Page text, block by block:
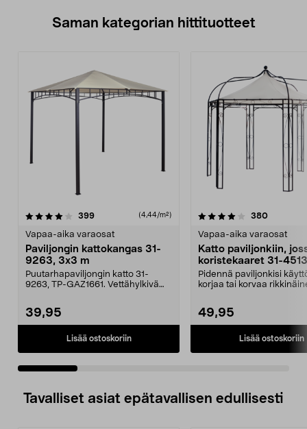
Saman kategorian hittituotteet
399arvostelut (4,44/m²)
Vapaa-aika varaosat
Paviljongin kattokangas 31-
9263, 3x3 m
Puutarhapaviljongin katto 31-
9263, TP-GAZ1661. Vettähylkivä
39,95
Lisää ostoskoriin
4.0 viidestä
380arvostelut
Vapaa-aika varaosat
Katto paviljonkiin,
koristekaaret 31-4513
Pidennä paviljonkisi
korjaa tai korvaa
49,95
Lisää ostoskoriin
5.0 viidestä
Tavalliset asiat epätavallisen edullisesti